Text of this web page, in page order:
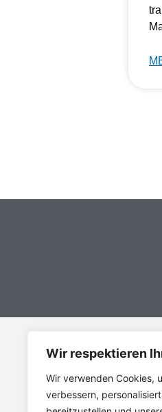
Wir respektieren
Wir verwenden Cookies,
verbessern,
VfB Bretten
Willi-